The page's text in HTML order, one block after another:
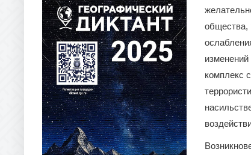
общества,
изменений
комплекс